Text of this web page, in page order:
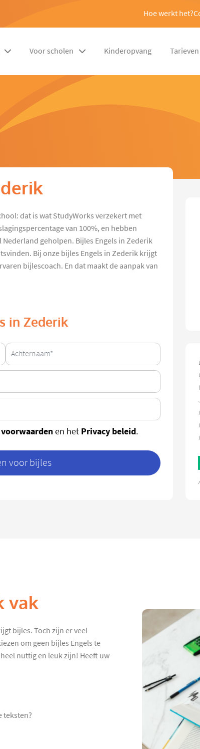
Hoe werkt het?
Voor scholen Kinderopvang Tarieven
dat is wat StudyWorks verzekert met
van 100%, en hebben
geholpen. Bijles Engels in Zederik
Bij onze bijles Engels in Zederik krijgt
bijlescoach. En dat maakt de aanpak van
in Zederik
en het Privacy beleid.
voor bijles
vak
bijles. Toch zijn er veel
om geen bijles Engels te
nuttig en leuk zijn! Heeft uw
teksten?